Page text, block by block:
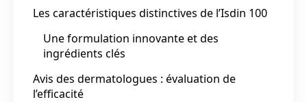
Les caractéristiques distinctives de l’Isdin 100
Une formulation innovante et des
ingrédients clés
Avis des dermatologues : évaluation de
l’efficacité